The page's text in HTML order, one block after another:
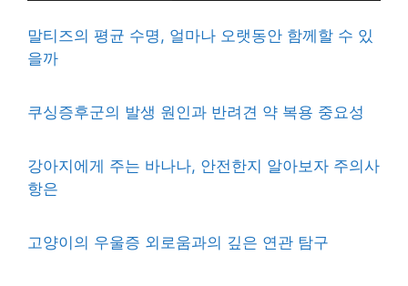
말티즈의 평균 수명, 얼마나 오랫동안 함께할 수 있
을까
쿠싱증후군의 발생 원인과 반려견 약 복용 중요성
강아지에게 주는 바나나, 안전한지 알아보자 주의사
항은
고양이의 우울증 외로움과의 깊은 연관 탐구